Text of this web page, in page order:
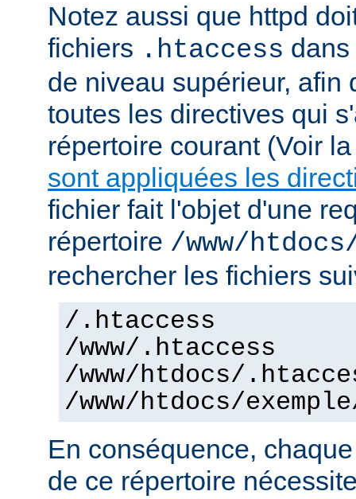
Notez aussi que httpd
fichiers .htaccess
de niveau supérieur, afin
toutes les directives qui
répertoire courant (Voir
sont appliquées les
fichier fait l'objet d'une
répertoire /www/
rechercher les fichiers
/.htaccess
/www/.htaccess
/www/htdocs/
/www/htdocs/
En conséquence,
de ce répertoire